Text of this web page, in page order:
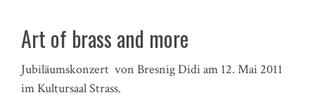
Art of brass and more
Jubiläumskonzert von Bresnig Didi am 12. Mai 2011
im Kultursaal Strass.